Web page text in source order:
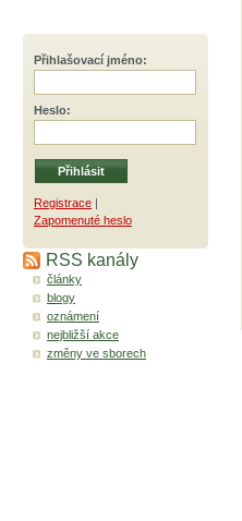
Přihlašovací jméno:
Heslo:
Registrace |
Zapomenuté heslo
RSS kanály
články
blogy
oznámení
nejbližší akce
změny ve sborech